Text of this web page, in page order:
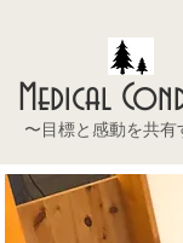
Medical
〜目標と感動を共有